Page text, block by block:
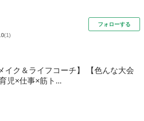
(1)
フォローする
イク＆ライフコーチ】 【色んな大会
児×仕事×筋ト...